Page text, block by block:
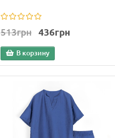
513грн 436грн
В корзину